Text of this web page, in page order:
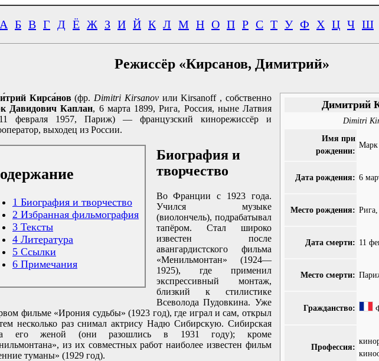
А Б В Г Д Ё Ж З И Й К Л М Н О П Р С Т У Ф Х Ц Ч Ш
Режиссёр «Кирсанов, Димитрий»
Димитрий
Dimitri
Имя при
рождении:
Марк
Дата рождения: 6
Место рождения:
Дата смерти: 11
Место смерти:
Гражданство:
Профессия:
Кирса́нов (фр. Dimitri Kirsanovили Kirsanoff , собственно
Давидович Каплан, 6 марта 1899, Рига, Россия, ныне Латвия
февраля 1957, Париж) — французский кинорежиссёр и
выходец из России.
1 Биография и творчество
2 Избранная фильмография
3 Тексты
4 Литература
5 Ссылки
6 Примечания
Биография и
творчество
Во Франции с 1923 года.
Учился музыке
(виолончель), подрабатывал
тапёром. Стал широко
известен после
авангардистского фильма
«Менильмонтан» (1924—
1925), где применил
экспрессивный монтаж,
близкий к стилистике
Всеволода Пудовкина. Уже
фильме «Ирония судьбы» (1923 год), где играл и сам, открыл
несколько раз снимал актрису Надю Сибирскую. Сибирская
его женой (они разошлись в 1931 году); кроме
из их совместных работ наиболее известен фильм
туманы» (1929 год).